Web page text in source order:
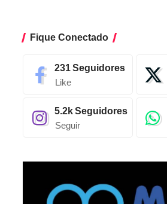
Fique Conectado
231Seguidores
Like
5.2kSeguidores
Seguir